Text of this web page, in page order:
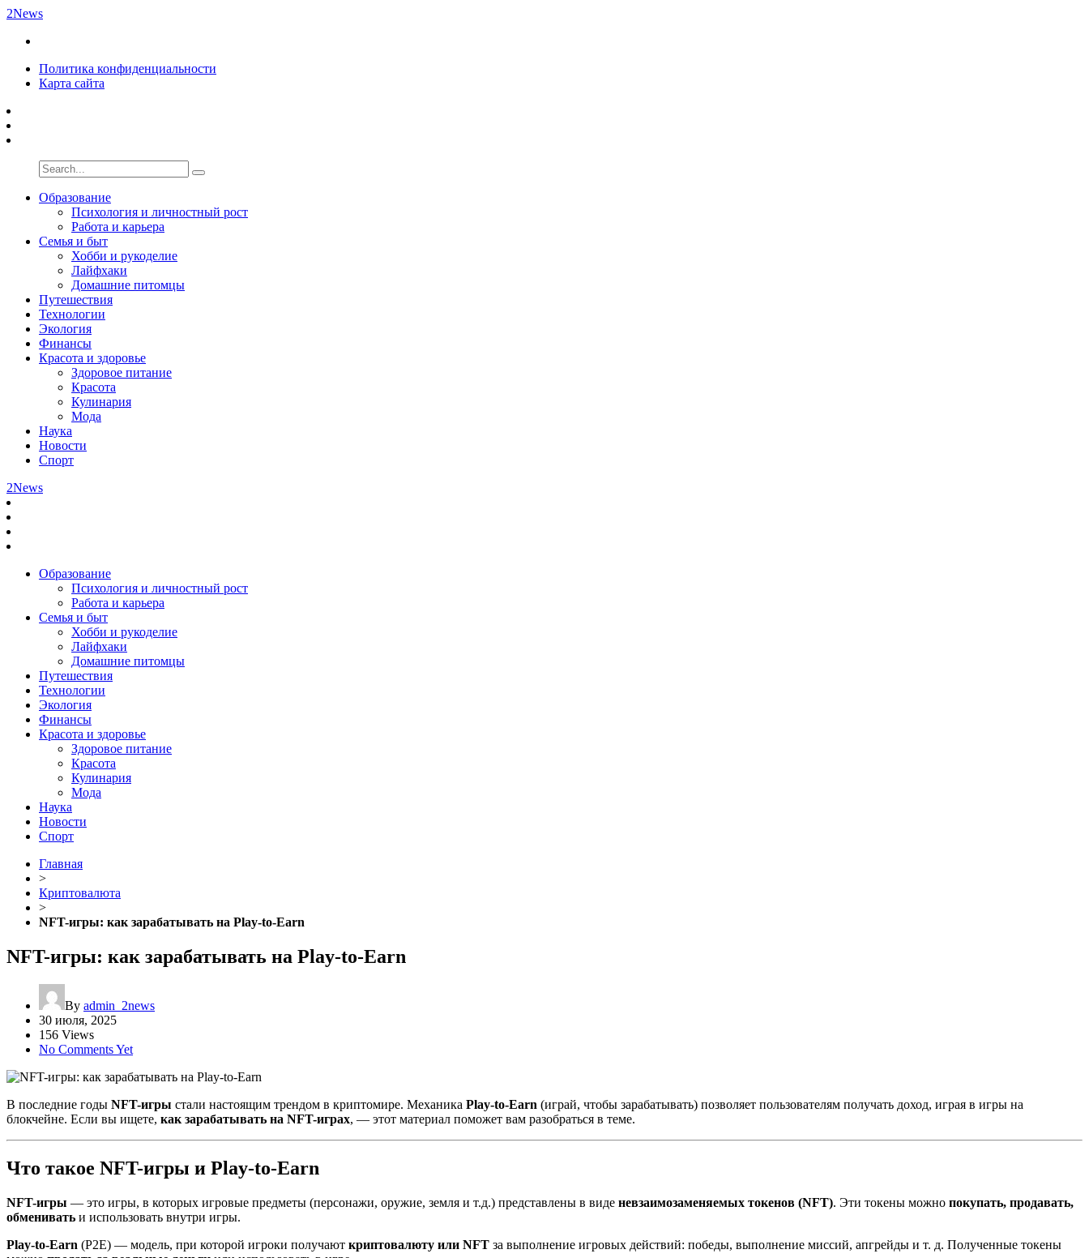
2News
Политика конфиденциальности
Карта сайта
Образование
Психология и личностный рост
Работа и карьера
Семья и быт
Хобби и рукоделие
Лайфхаки
Домашние питомцы
Путешествия
Технологии
Экология
Финансы
Красота и здоровье
Здоровое питание
Красота
Кулинария
Мода
Наука
Новости
Спорт
2News
Образование
Психология и личностный рост
Работа и карьера
Семья и быт
Хобби и рукоделие
Лайфхаки
Домашние питомцы
Путешествия
Технологии
Экология
Финансы
Красота и здоровье
Здоровое питание
Красота
Кулинария
Мода
Наука
Новости
Спорт
Главная
>
Криптовалюта
>
NFT-игры: как зарабатывать на Play-to-Earn
NFT-игры: как зарабатывать на Play-to-Earn
By admin_2news
30 июля, 2025
156 Views
No Comments Yet
В последние годы NFT-игры стали настоящим трендом в криптомире. Механика Play-to-Earn (играй, чтобы зарабатывать) позволяет пользователям получать доход, играя в игры на
блокчейне. Если вы ищете, как зарабатывать на NFT-играх, — этот материал поможет вам разобраться в теме.
Что такое NFT-игры и Play-to-Earn
NFT-игры — это игры, в которых игровые предметы (персонажи, оружие, земля и т.д.) представлены в виде невзаимозаменяемых токенов (NFT). Эти токены можно покупать, продавать,
обменивать и использовать внутри игры.
Play-to-Earn (P2E) — модель, при которой игроки получают криптовалюту или NFT за выполнение игровых действий: победы, выполнение миссий, апгрейды и т. д. Полученные токены